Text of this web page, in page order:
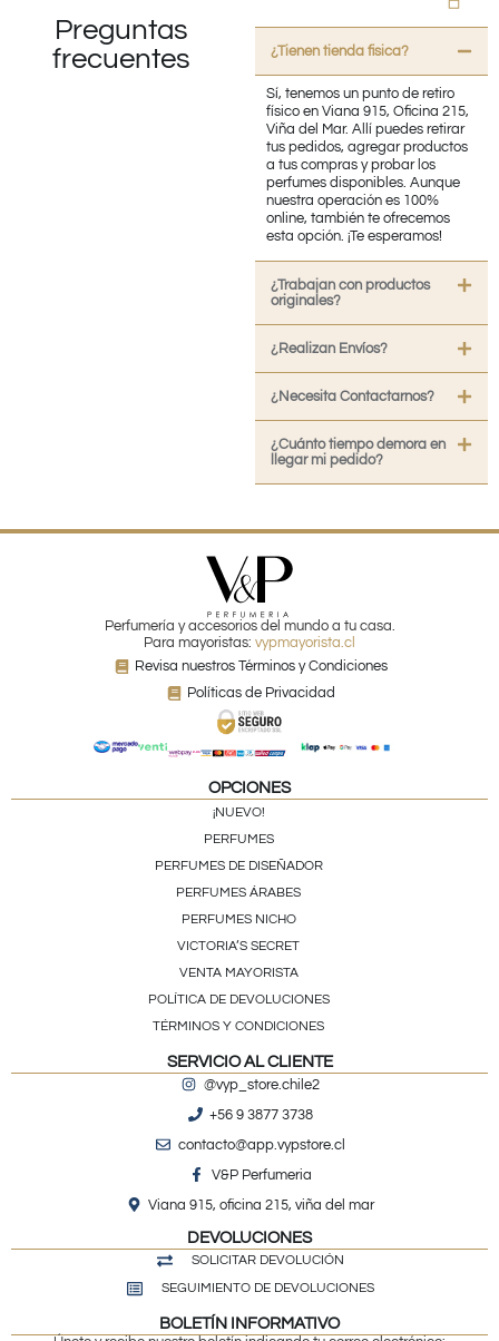
Preguntas
frecuentes
¿Tienen tienda fisica?
Sí, tenemos un punto de retiro
físico en Viana 915, Oficina 215,
Viña del Mar. Allí puedes retirar
tus pedidos, agregar productos
a tus compras y probar los
perfumes disponibles. Aunque
nuestra operación es 100%
online, también te ofrecemos
esta opción. ¡Te esperamos!
¿Trabajan con productos
originales?
¿Realizan Envíos?
¿Necesita Contactarnos?
¿Cuánto tiempo demora en
llegar mi pedido?
Perfumería y accesorios del mundo a tu casa.
Para mayoristas: vypmayorista.cl
Revisa nuestros Términos y Condiciones
Políticas de Privacidad
OPCIONES
¡NUEVO!
PERFUMES
PERFUMES DE DISEÑADOR
PERFUMES ÁRABES
PERFUMES NICHO
VICTORIA’S SECRET
VENTA MAYORISTA
POLÍTICA DE DEVOLUCIONES
TÉRMINOS Y CONDICIONES
SERVICIO AL CLIENTE
@vyp_store.chile2
+56 9 3877 3738
contacto@app.vypstore.cl
V&P Perfumeria
Viana 915, oficina 215, viña del mar
DEVOLUCIONES
SOLICITAR DEVOLUCIÓN
SEGUIMIENTO DE DEVOLUCIONES
BOLETÍN INFORMATIVO